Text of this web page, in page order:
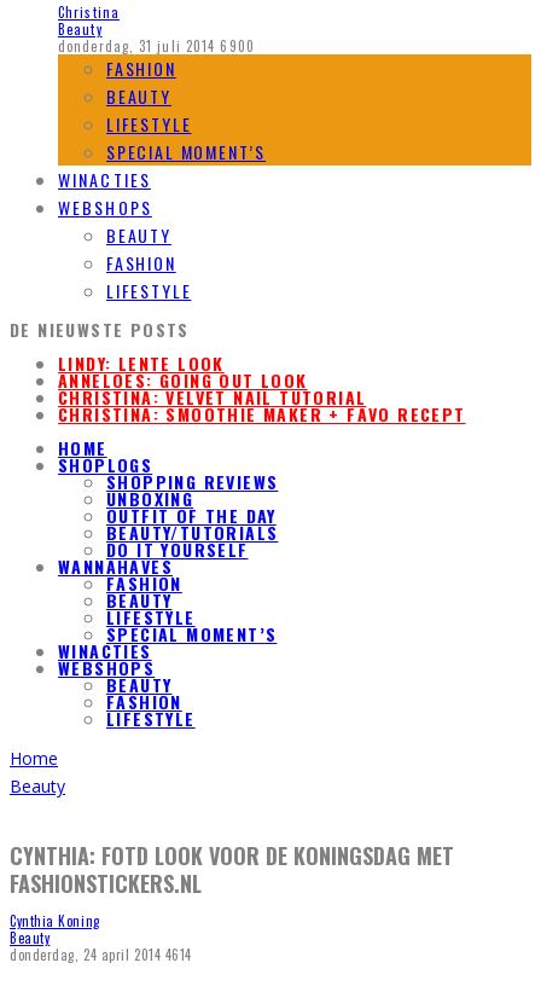
Christina
Beauty
donderdag, 31 juli 2014 6900
FASHION
BEAUTY
LIFESTYLE
SPECIAL MOMENT’S
WINACTIES
WEBSHOPS
BEAUTY
FASHION
LIFESTYLE
DE NIEUWSTE POSTS
LINDY: LENTE LOOK
ANNELOES: GOING OUT LOOK
CHRISTINA: VELVET NAIL TUTORIAL
CHRISTINA: SMOOTHIE MAKER + FAVO RECEPT
HOME
SHOPLOGS
SHOPPING REVIEWS
UNBOXING
OUTFIT OF THE DAY
BEAUTY/TUTORIALS
DO IT YOURSELF
WANNAHAVES
FASHION
BEAUTY
LIFESTYLE
SPECIAL MOMENT’S
WINACTIES
WEBSHOPS
BEAUTY
FASHION
LIFESTYLE
Home
Beauty
CYNTHIA: FOTD LOOK VOOR DE KONINGSDAG MET
FASHIONSTICKERS.NL
Cynthia Koning
Beauty
donderdag, 24 april 2014 4614